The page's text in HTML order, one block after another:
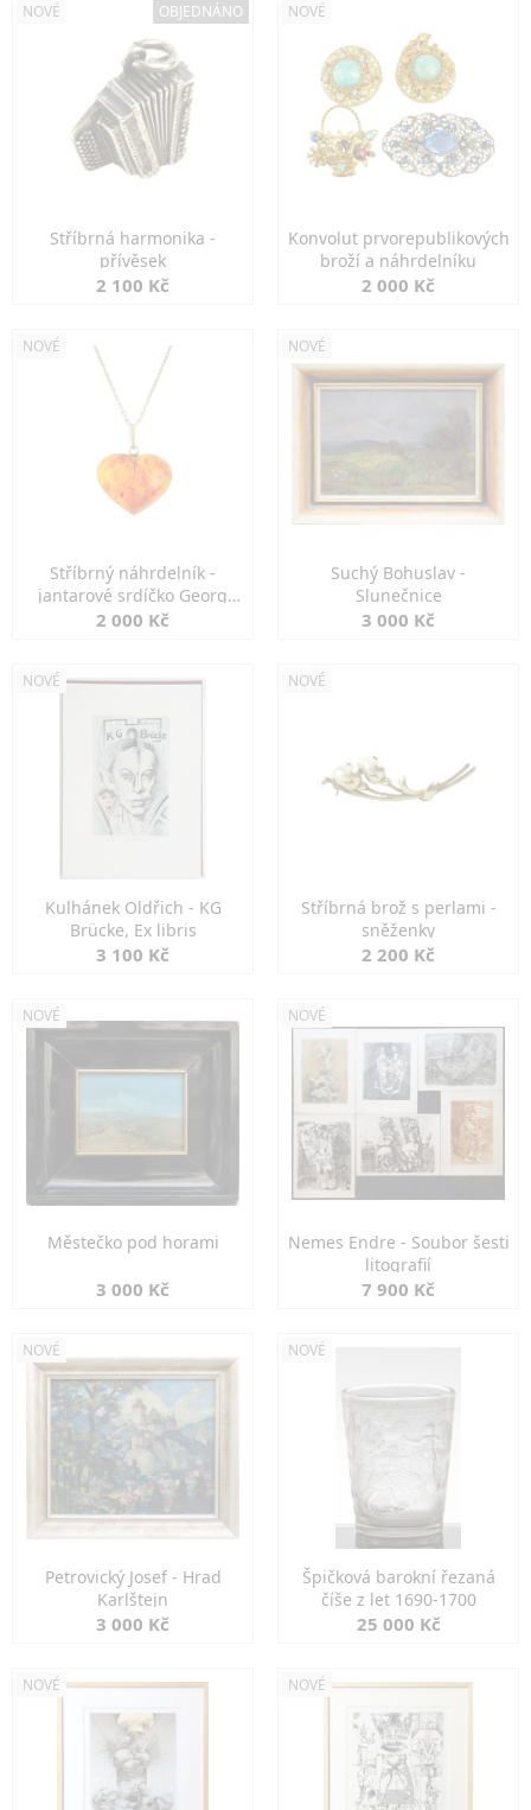
NOVÉ OBJEDNÁNO
Stříbrná harmonika -
přívěsek
2 100 Kč
NOVÉ
Konvolut prvorepublikových
broží a náhrdelníku
2 000 Kč
NOVÉ
Stříbrný náhrdelník -
jantarové srdíčko Georg
Kramer
2 000 Kč
NOVÉ
Suchý Bohuslav -
Slunečnice
3 000 Kč
NOVÉ
Kulhánek Oldřich - KG
Brücke, Ex libris
3 100 Kč
NOVÉ
Stříbrná brož s perlami -
sněženky
2 200 Kč
NOVÉ
Městečko pod horami
3 000 Kč
NOVÉ
Nemes Endre - Soubor šesti
litografií
7 900 Kč
NOVÉ
Petrovický Josef - Hrad
Karlštejn
3 000 Kč
NOVÉ
Špičková barokní řezaná
číše z let 1690-1700
25 000 Kč
NOVÉ NOVÉ